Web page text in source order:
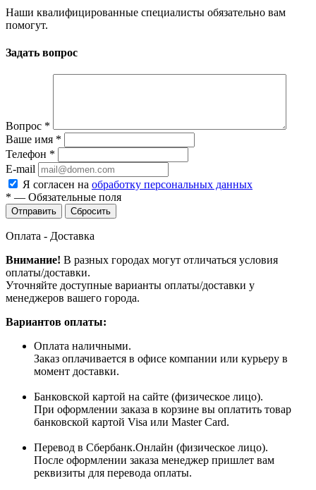
Наши квалифицированные специалисты обязательно вам
помогут.
Задать вопрос
Вопрос *
Ваше имя *
Телефон *
E-mail
Я согласен на обработку персональных данных
* — Обязательные поля
Сбросить
Оплата - Доставка
Внимание! В разных городах могут отличаться условия
оплаты/доставки.
Уточняйте доступные варианты оплаты/доставки у
менеджеров вашего города.
Вариантов оплаты:
Оплата наличными.
Заказ оплачивается в офисе компании или курьеру в
момент доставки.
Банковской картой на сайте (физическое лицо).
При оформлении заказа в корзине вы оплатить товар
банковской картой Visa или Master Card.
Перевод в Сбербанк.Онлайн (физическое лицо).
После оформлении заказа менеджер пришлет вам
реквизиты для перевода оплаты.